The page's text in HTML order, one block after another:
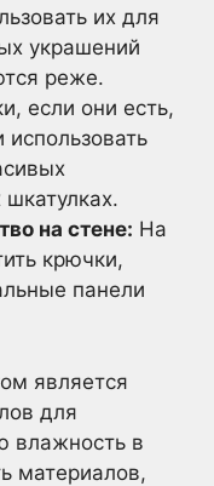
их для
украшений
реже.
если они есть,
на стене: На
крючки,
панели
является
для
влажность в
материалов,